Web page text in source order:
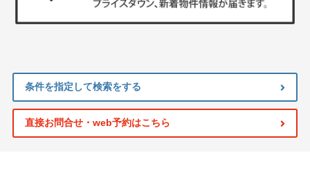
条件を指定して検索をする
直接お問合せ・web予約はこちら